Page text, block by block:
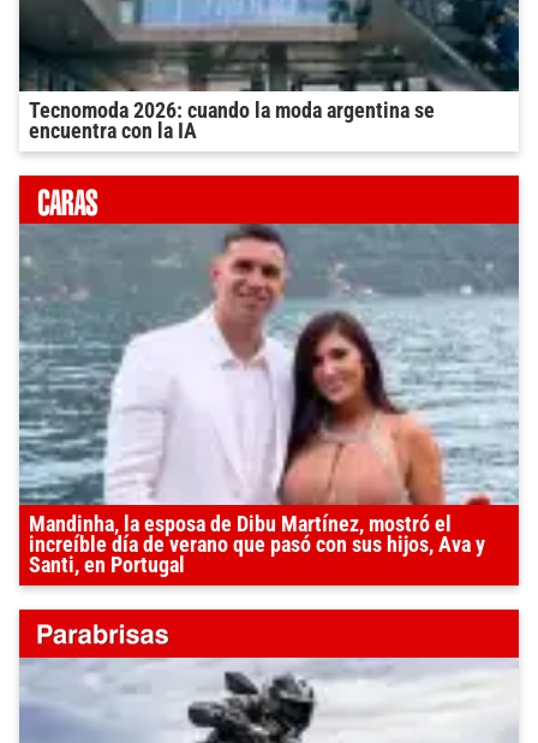
Tecnomoda 2026: cuando la moda argentina se
encuentra con la IA
Mandinha, la esposa de Dibu Martínez, mostró el
increíble día de verano que pasó con sus hijos, Ava y
Santi, en Portugal